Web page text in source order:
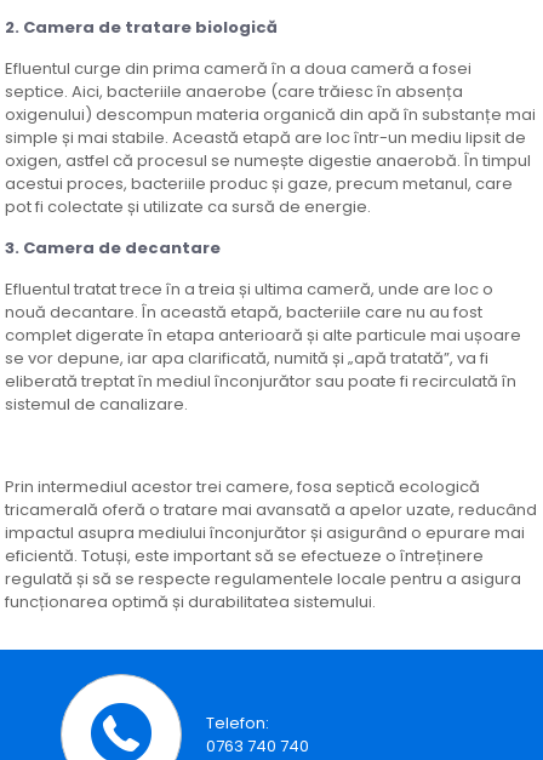
2. Camera de tratare biologică
Efluentul curge din prima cameră în a doua cameră a fosei
septice. Aici, bacteriile anaerobe (care trăiesc în absența
oxigenului) descompun materia organică din apă în substanțe mai
simple și mai stabile. Această etapă are loc într-un mediu lipsit de
oxigen, astfel că procesul se numește digestie anaerobă. În timpul
acestui proces, bacteriile produc și gaze, precum metanul, care
pot fi colectate și utilizate ca sursă de energie.
3. Camera de decantare
Efluentul tratat trece în a treia și ultima cameră, unde are loc o
nouă decantare. În această etapă, bacteriile care nu au fost
complet digerate în etapa anterioară și alte particule mai ușoare
se vor depune, iar apa clarificată, numită și „apă tratată”, va fi
eliberată treptat în mediul înconjurător sau poate fi recirculată în
sistemul de canalizare.
Prin intermediul acestor trei camere, fosa septică ecologică
tricamerală oferă o tratare mai avansată a apelor uzate, reducând
impactul asupra mediului înconjurător și asigurând o epurare mai
eficientă. Totuși, este important să se efectueze o întreținere
regulată și să se respecte regulamentele locale pentru a asigura
funcționarea optimă și durabilitatea sistemului.
Telefon:
0763 740 740